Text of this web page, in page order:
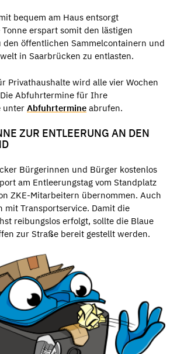
bequem am Haus entsorgt
erspart somit den lästigen
den öffentlichen Sammelcontainern und
in Saarbrücken zu entlasten.
Privathaushalte wird alle vier Wochen
Abfuhrtermine für Ihre
unter Abfuhrtermine abrufen.
ZUR ENTLEERUNG AN DEN
Bürgerinnen und Bürger kostenlos
am Entleerungstag vom Standplatz
ZKE-Mitarbeitern übernommen. Auch
mit Transportservice. Damit die
reibungslos erfolgt, sollte die Blaue
zur Straße bereit gestellt werden.